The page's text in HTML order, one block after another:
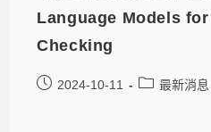
Language Models
Checking
2024-10-11 最新消息